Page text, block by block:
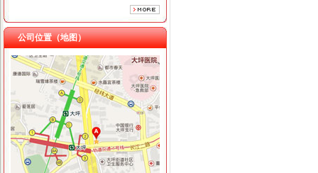
重庆科发表面处理有限责任公司 渝北800万 （进出口权）
重庆德谋生产力促进中心有限公司 渝大10万 （工商注册）
川思博机械有限责任公司重庆分公司 渝江 （工商注册）
公司位置（地图）
渝中区重庆天地
重庆渝中区的重庆天地除了琳琅,还有哪些地方可以接办宴？_搜
重庆市渝中区人民
请问渝中区重庆天地这附近有什么送外卖的啊急求_重庆吧_百度贴吧